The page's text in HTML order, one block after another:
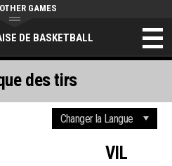
DE BASKETBALL
GAMES
VIL
des tirs